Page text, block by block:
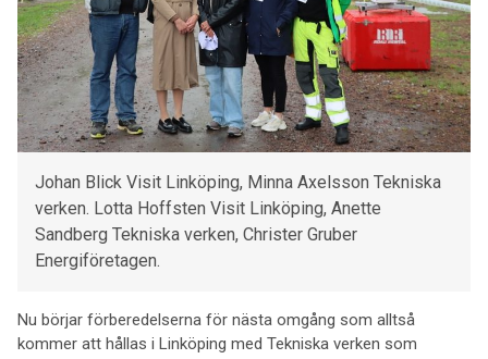
Johan Blick Visit Linköping, Minna Axelsson Tekniska
verken. Lotta Hoffsten Visit Linköping, Anette
Sandberg Tekniska verken, Christer Gruber
Energiföretagen.
Nu börjar förberedelserna för nästa omgång som alltså
kommer att hållas i Linköping med Tekniska verken som